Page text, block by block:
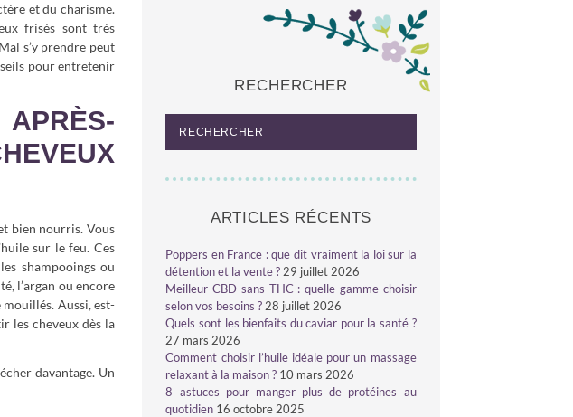
et du charisme.
frisés sont très
s’y prendre peut
pour entretenir
bien nourris. Vous
sur le feu. Ces
shampooings ou
l’argan ou encore
mouillés. Aussi, est-
les cheveux dès la
davantage. Un
RECHERCHER
ARTICLES RÉCENTS
Poppers en France : que dit vraiment la loi sur la
détention et la vente ? 29 juillet 2026
Meilleur CBD sans THC : quelle gamme choisir
selon vos besoins ? 28 juillet 2026
Quels sont les bienfaits du caviar pour la santé ?
27 mars 2026
Comment choisir l’huile idéale pour un massage
relaxant à la maison ? 10 mars 2026
8 astuces pour manger plus de protéines au
quotidien 16 octobre 2025